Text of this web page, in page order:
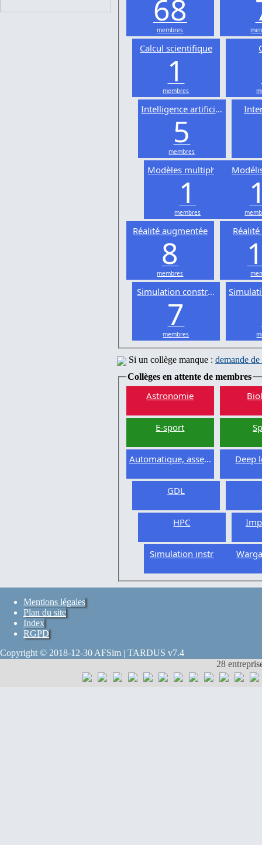
68
membres
Calcul scientifique
1
membres
Intelligence artificielle
5
membres
Modèles multiphysiques
1
membres
Réalité augmentée
8
membres
Simulation constructive
7
membres
Si un collège manque : demande
Collèges en attente de membres
Astronomie
E-sport
Automatique, asservissement
Deep
GDL
HPC
Simulation instrumentée
Mentions légales
Plan du site
Index
RGPD
Copyright © 2018-12-30 AFSim | TARDUS v7.4
28